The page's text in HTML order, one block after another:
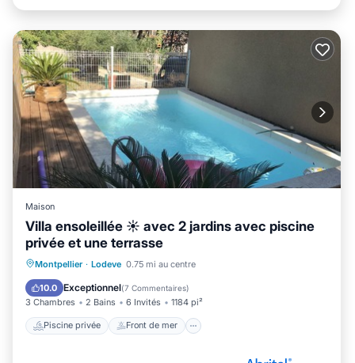
Maison
Villa ensoleillée ☀️ avec 2 jardins avec piscine
privée et une terrasse
Montpellier · Lodeve 0.75 mi au centre
10.0 Exceptionnel(7 Commentaires)
3 Chambres 2 Bains 6 Invités 1184 pi²
Piscine privée Front de mer
Piscine privée Front de mer
Piscine